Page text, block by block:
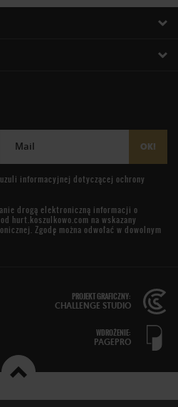
Mail OK!
informacyjnej dotyczącej ochrony
drogą elektroniczną informacji o
hurt.koszulkowo.com na wskazany
Zgodę można odwołać w dowolnym
PROJEKT GRAFICZNY:
CHALLENGE STUDIO
WDROŻENIE:
PAGEPRO